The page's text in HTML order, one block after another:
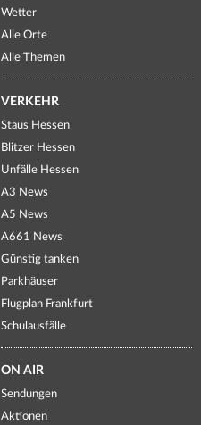
Wetter
Alle Orte
Alle Themen
VERKEHR
Staus Hessen
Blitzer Hessen
Unfälle Hessen
A3 News
A5 News
A661 News
Günstig tanken
Parkhäuser
Flugplan Frankfurt
Schulausfälle
ON AIR
Sendungen
Aktionen